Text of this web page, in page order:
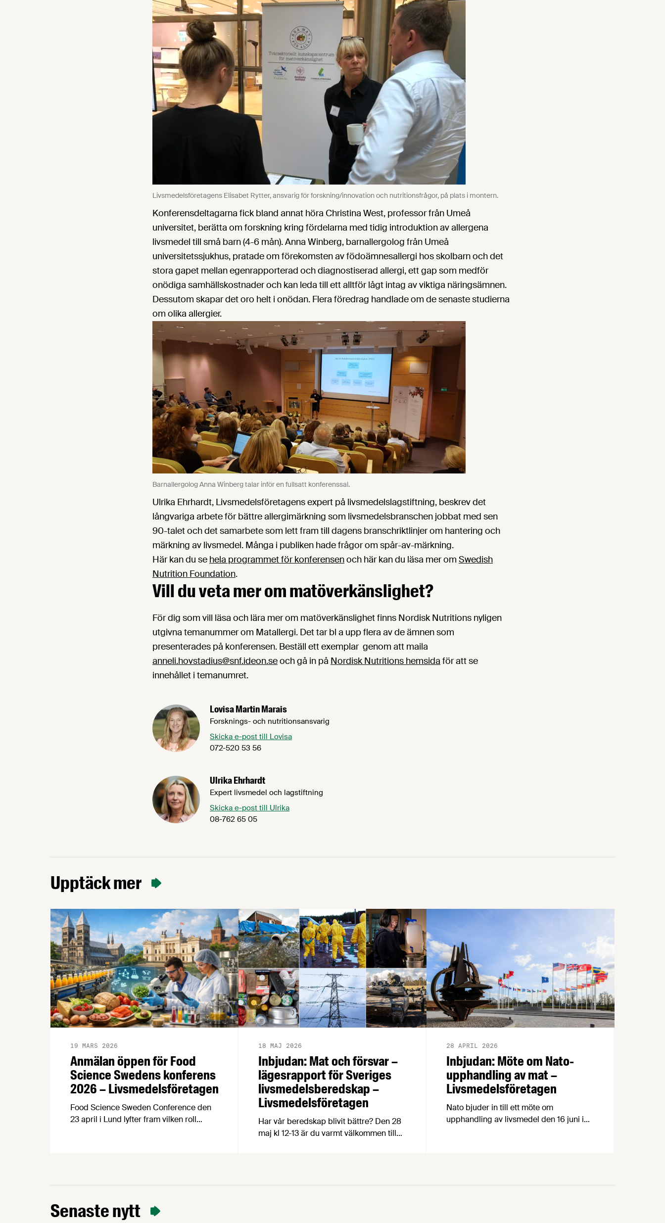
Livsmedelsföretagens Elisabet Rytter, ansvarig för forskning/innovation och nutritionsfrågor, på plats i montern.
Konferensdeltagarna fick bland annat höra Christina West, professor från Umeå
universitet, berätta om forskning kring fördelarna med tidig introduktion av allergena
livsmedel till små barn (4-6 mån). Anna Winberg, barnallergolog från Umeå
universitetssjukhus, pratade om förekomsten av födoämnesallergi hos skolbarn och det
stora gapet mellan egenrapporterad och diagnostiserad allergi, ett gap som medför
onödiga samhällskostnader och kan leda till ett alltför lågt intag av viktiga näringsämnen.
Dessutom skapar det oro helt i onödan. Flera föredrag handlade om de senaste studierna
om olika allergier.
Barnallergolog Anna Winberg talar inför en fullsatt konferenssal.
Ulrika Ehrhardt, Livsmedelsföretagens expert på livsmedelslagstiftning, beskrev det
långvariga arbete för bättre allergimärkning som livsmedelsbranschen jobbat med sen
90-talet och det samarbete som lett fram till dagens branschriktlinjer om hantering och
märkning av livsmedel. Många i publiken hade frågor om spår-av-märkning.
Här kan du se hela programmet för konferensenoch här kan du läsa mer om Swedish
Nutrition Foundation.
Vill du veta mer om matöverkänslighet?
För dig som vill läsa och lära mer om matöverkänslighet finns Nordisk Nutritions nyligen
utgivna temanummer om Matallergi. Det tar bl a upp flera av de ämnen som
presenterades på konferensen. Beställ ett exemplar genom att maila
anneli.hovstadius@snf.ideon.seoch gå in på Nordisk Nutritions hemsida för att se
innehållet i temanumret.
Lovisa Martin Marais
Forsknings- och nutritionsansvarig
Skicka e-post till Lovisa
072-520 53 56
Ulrika Ehrhardt
Expert livsmedel och lagstiftning
Skicka e-post till Ulrika
08-762 65 05
Upptäck mer
Anmälan öppen för Food
Science Swedens konferens
2026 – Livsmedelsföretagen
19 MARS 2026
Food Science Sweden Conference den
23 april i Lund lyfter fram vilken roll
befolkningar med säker och effektiv …
Inbjudan: Mat och försvar –
lägesrapport för Sveriges
livsmedelsberedskap –
Livsmedelsföretagen
18 MAJ 2026
Har vår beredskap blivit bättre? Den 28
maj kl 12-13 är du varmt välkommen till
Inbjudan: Möte om Nato-
upphandling av mat –
Livsmedelsföretagen
28 APRIL 2026
Nato bjuder in till ett möte om
upphandling av livsmedel den 16 juni i
Senaste nytt